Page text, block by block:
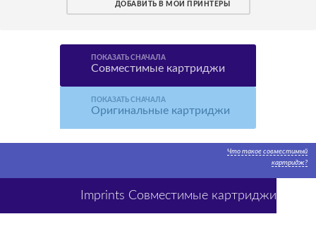
ДОБАВИТЬ В МОИ ПРИНТЕРЫ
ПОКАЗАТЬ СНАЧАЛА
Совместимые картриджи
ПОКАЗАТЬ СНАЧАЛА
Оригинальные картриджи
Что такое совместимый
картридж?
Imprints Совместимые картриджи